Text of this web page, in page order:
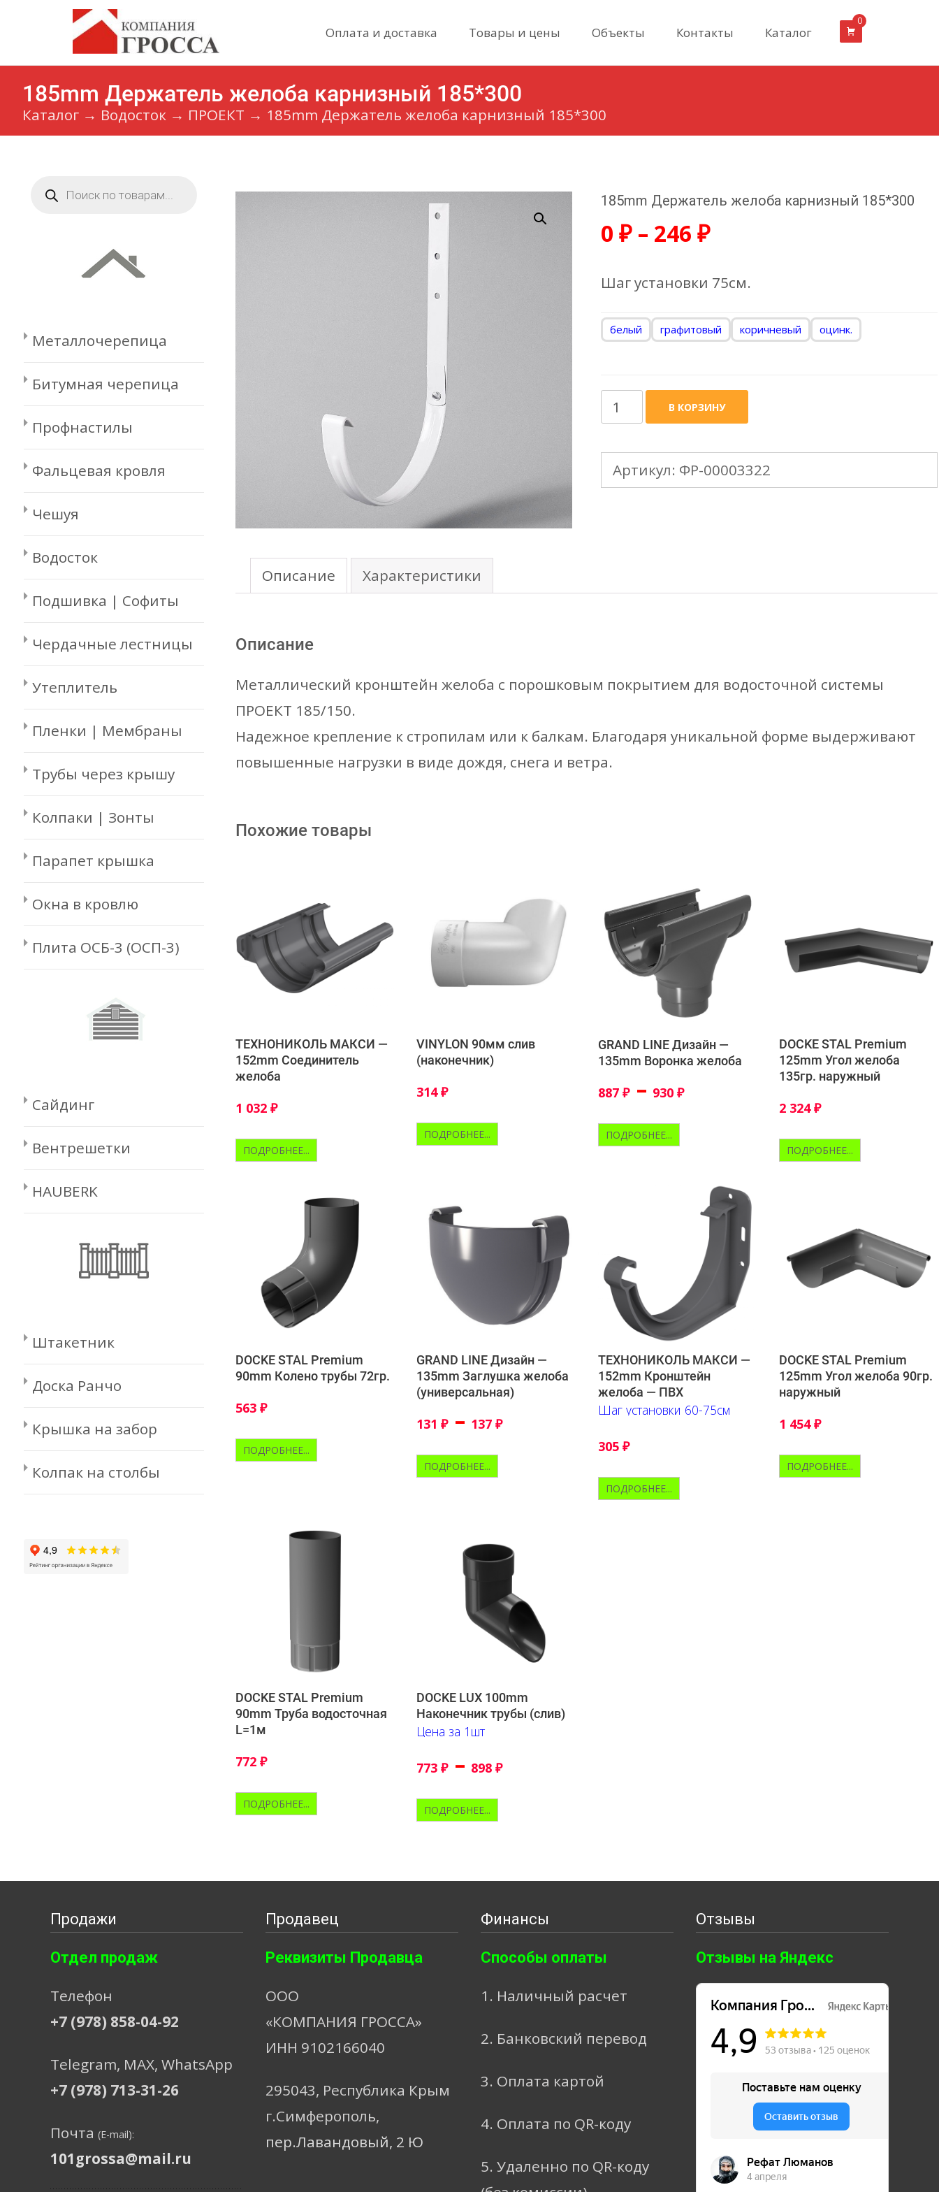
content
Оплата и доставка Товары и цены Объекты Контакты Каталог
0
185mm Держатель желоба карнизный 185*300
Каталог → Водосток → ПРОЕКТ → 185mm Держатель желоба карнизный 185*300
185mm Держатель желоба карнизный 185*300
0 ₽– 246 ₽
Шаг установки 75см.
белый графитовый коричневый оцинк.
Количество
товара
185mm
Держатель
В КОРЗИНУ
Артикул: ФР-00003322
Описание Характеристики
Описание
Металлический кронштейн желоба с порошковым покрытием для водосточной системы
ПРОЕКТ 185/150.
Надежное крепление к стропилам или к балкам. Благодаря уникальной форме выдерживают
повышенные нагрузки в виде дождя, снега и ветра.
Похожие товары
ТЕХНОНИКОЛЬ МАКСИ —
152mm Соединитель
желоба
1 032 ₽
ПОДРОБНЕЕ...
VINYLON 90мм слив
(наконечник)
314₽
ПОДРОБНЕЕ...
GRAND LINE Дизайн —
135mm Воронка желоба
887 ₽ – 930 ₽
ПОДРОБНЕЕ...
DOCKE STAL Premium
125mm Угол желоба
135гр. наружный
2 324₽
ПОДРОБНЕЕ...
DOCKE STAL Premium
90mm Колено трубы 72гр.
563 ₽
ПОДРОБНЕЕ...
GRAND LINE Дизайн —
135mm Заглушка желоба
(универсальная)
131₽ – 137₽
ПОДРОБНЕЕ...
ТЕХНОНИКОЛЬ МАКСИ —
152mm Кронштейн
желоба — ПВХ
Шаг установки 60-75см
305 ₽
ПОДРОБНЕЕ...
DOCKE STAL Premium
125mm Угол желоба 90гр.
наружный
1 454₽
ПОДРОБНЕЕ...
DOCKE STAL Premium
90mm Труба водосточная
L=1м
772 ₽
ПОДРОБНЕЕ...
DOCKE LUX 100mm
Наконечник трубы (слив)
Цена за 1шт
773₽ – 898₽
ПОДРОБНЕЕ...
товаров
Металлочерепица
Битумная черепица
Профнастилы
Фальцевая кровля
Чешуя
Водосток
Подшивка | Софиты
Чердачные лестницы
Утеплитель
Пленки | Мембраны
Трубы через крышу
Колпаки | Зонты
Парапет крышка
Окна в кровлю
Плита ОСБ-3 (ОСП-3)
Сайдинг
Вентрешетки
HAUBERK
Штакетник
Доска Ранчо
Крышка на забор
Колпак на столбы
Продажи
Отдел продаж
Телефон
+7 (978) 858-04-92
Telegram, МАХ, WhatsApp
+7 (978) 713-31-26
Почта (E-mail):
101grossa@mail.ru
Продавец
Реквизиты Продавца
ООО
«КОМПАНИЯ ГРОССА»
ИНН 9102166040
295043, Республика Крым
г.Симферополь,
пер.Лавандовый, 2 Ю
Финансы
Способы оплаты
1. Наличный расчет
2. Банковский перевод
3. Оплата картой
4. Оплата по QR-коду
5. Удаленно по QR-коду
Отзывы
Отзывы на Яндекс